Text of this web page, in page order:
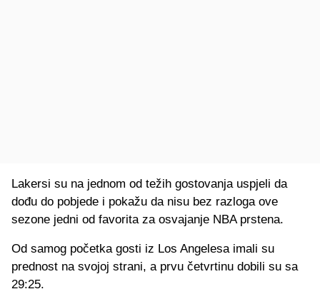
Lakersi su na jednom od težih gostovanja uspjeli da
dođu do pobjede i pokažu da nisu bez razloga ove
sezone jedni od favorita za osvajanje NBA prstena.
Od samog početka gosti iz Los Angelesa imali su
prednost na svojoj strani, a prvu četvrtinu dobili su sa
29:25.